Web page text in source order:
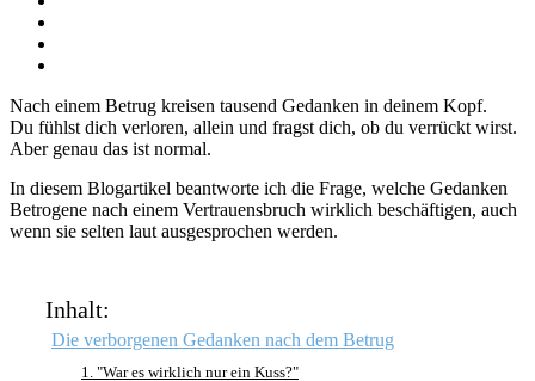
Nach einem Betrug kreisen tausend Gedanken in deinem Kopf.
Du fühlst dich verloren, allein und fragst dich, ob du verrückt wirst.
Aber genau das ist normal.
In diesem Blogartikel beantworte ich die Frage, welche Gedanken
Betrogene nach einem Vertrauensbruch wirklich beschäftigen, auch
wenn sie selten laut ausgesprochen werden.
Inhalt:
Die verborgenen Gedanken nach dem Betrug
1. "War es wirklich nur ein Kuss?"